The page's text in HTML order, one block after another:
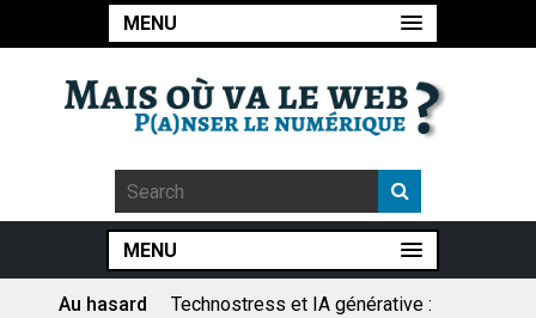
MENU
MENU
Au hasard
Technostress et IA générative :